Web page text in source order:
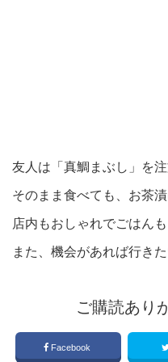
友人は「真鯛まぶし」を
そのまま食べても、お茶
店内もおしゃれでごはん
また、機会があれば行き
ご購読あり
Facebook